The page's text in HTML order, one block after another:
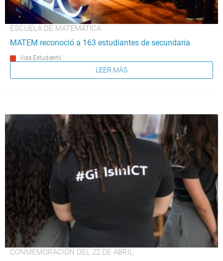
ESCUELA DE MATEMÁTICA
MATEM reconoció a 163 estudiantes de secundaria
Vida Estudiantil
LEER MÁS
CONMEMORACIÓN DEL 22 DE ABRIL